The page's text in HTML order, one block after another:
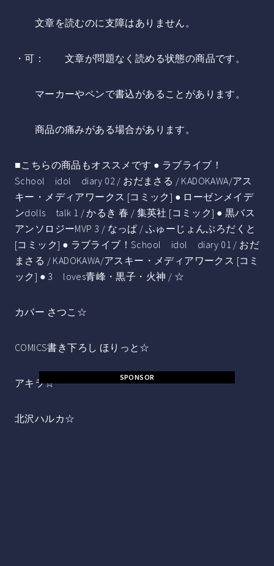
文章を読むのに支障はありません。
・可： 文章が問題なく読める状態の商品です。
マーカーやペンで書込があることがあります。
商品の痛みがある場合があります。
■こちらの商品もオススメです ● ラブライブ！
School idol diary 02 / おだまさる / KADOKAWA/アス
キー・メディアワークス [コミック] ● ローゼンメイデ
ンdolls talk 1 / かるき 春 / 集英社 [コミック] ● 黒バス
アンソロジーMVP 3 / なっぱ / ふゅーじょんぷろだくと
[コミック] ● ラブライブ！School idol diary 01 / おだ
まさる / KADOKAWA/アスキー・メディアワークス [コミ
ック] ● 3 loves青峰・黒子・火神 / ☆
カバー さつこ☆
COMICS書き下ろし ほりっと☆
アキラ☆
北沢ハルカ☆
SPONSOR